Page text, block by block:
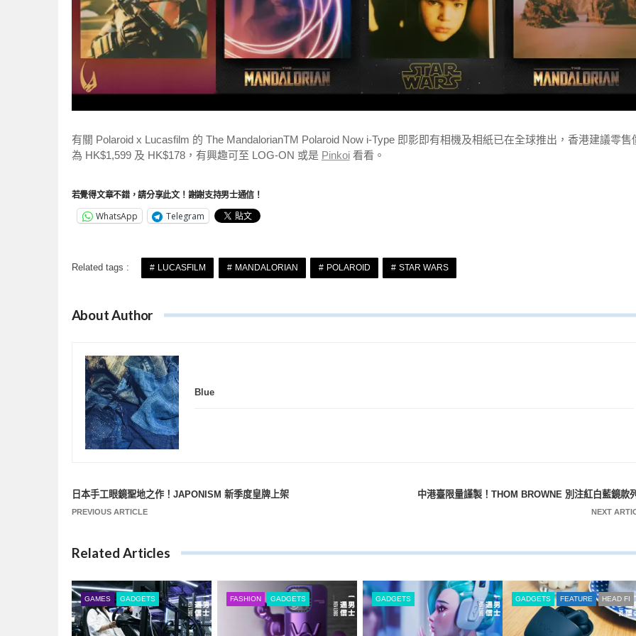
有關 Polaroid x Lucasfilm 的 The MandalorianTM Polaroid Now i-Type 即影即有相機及相紙已在全球推出，香港建議零售
為 HK$1,599 及 HK$178，有興趣可至 LOG-ON 或是 Pinkoi看看。
若覺得文章不錯，請分享此文！謝謝支持男士通信！
WhatsApp Telegram
Related tags : LUCASFILM MANDALORIAN POLAROID STAR WARS
About Author
Blue
文
覽
日本手工眼鏡聖地之作！JAPONISM 新季度皇牌上架
PREVIOUS ARTICLE
中港臺限量謹製！THOM BROWNE 別注紅白藍鏡款
NEXT
Related Articles
GAMES GADGETS FASHION GADGETS GADGETS GADGETS FEATURE HEAD FI